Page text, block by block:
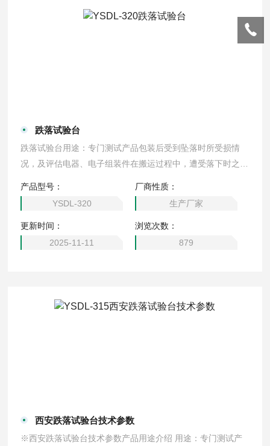
跌落试验台
跌落试验台用途：专门测试产品包装后受到坠落时所受损情
况，及评估电器、电子组装件在搬运过程中，遭受落下时之耐
产品型号：
YSDL-320
厂商性质：
生产厂家
更新时间：
2025-11-11
浏览次数：
879
西安跌落试验台技术参数
※西安跌落试验台技术参数产品用途介绍 用途：专门测试产